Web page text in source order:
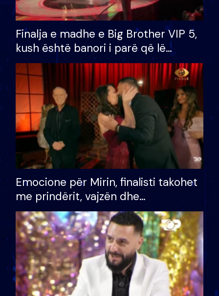
Finalja e madhe e Big Brother VIP 5,
kush është banori i parë që lë
shtëpinë dhe humb mundësinë për
të fituar çmimin e madh
Emocione për Mirin, finalisti takohet
me prindërit, vajzën dhe
bashkëshorten: S’kemi ndonjë letër
divorci apo jo?